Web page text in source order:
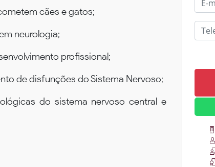
cães e gatos;
neurologia;
profissional;
de disfunções do Sistema Nervoso;
do sistema nervoso central e